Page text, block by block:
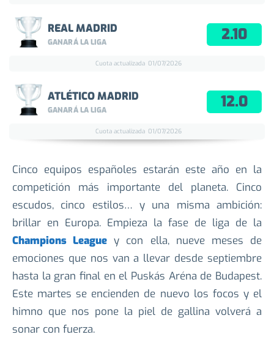
REAL MADRID
GANARÁ LA LIGA 2.10
Cuota actualizada 01/07/2026
ATLÉTICO MADRID
GANARÁ LA LIGA 12.0
Cuota actualizada 01/07/2026
Cinco equipos españoles estarán este año en la
competición más importante del planeta. Cinco
escudos, cinco estilos… y una misma ambición:
brillar en Europa. Empieza la fase de liga de la
Champions League y con ella, nueve meses de
emociones que nos van a llevar desde septiembre
hasta la gran final en el Puskás Aréna de Budapest.
Este martes se encienden de nuevo los focos y el
himno que nos pone la piel de gallina volverá a
sonar con fuerza.